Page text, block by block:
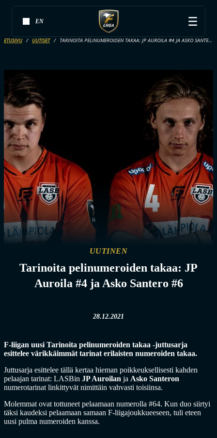
EN
ETUSIVU UUTISET TARINOITA PELINUMEROIDEN TAKAA: JP AUROILA #4 JA ASKO SANTERO #6
UUTINEN
Tarinoita pelinumeroiden takaa: JP
Auroila #4 ja Asko Santero #6
28.12.2021
F-liigan uusi Tarinoita pelinumeroiden takaa -juttusarja
esittelee värikkäimmät tarinat erilaisten numeroiden takaa.
Juttusarja esittelee tällä kertaa hieman poikkeuksellisesti kahden
pelaajan tarinat: LASBin JP Auroilan ja Asko Santeron
numerotarinat linkittyvät nimittäin vahvasti toisiinsa.
Molemmat ovat tottuneet pelaamaan numerolla #64. Kun duo siirtyi
täksi kaudeksi pelaamaan samaan F-liigajoukkueeseen, tuli eteen
uusi pulma numeroiden kanssa.